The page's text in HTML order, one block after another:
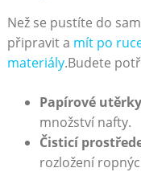
Než se pustíte do
připravit a mít po
materiály.Budete
Papírové utěrky
množství nafty.
Čisticí
rozložení